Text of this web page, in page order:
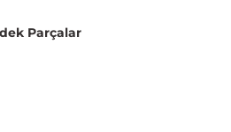
Parçalar